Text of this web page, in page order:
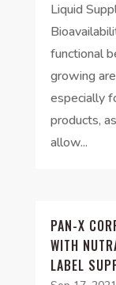
Liquid
functional
growing
especially
products,
allow...
PAN-X
WITH
LABEL